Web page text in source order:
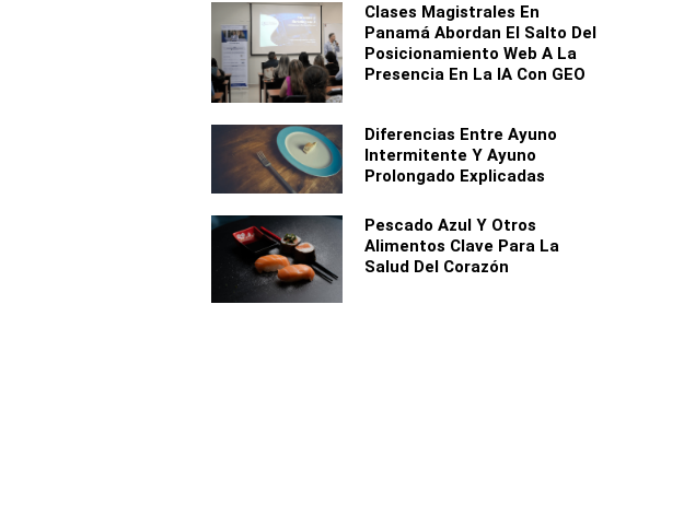
Clases Magistrales En
Panamá Abordan El Salto Del
Posicionamiento Web A La
Presencia En La IA Con GEO
Diferencias Entre Ayuno
Intermitente Y Ayuno
Prolongado Explicadas
Pescado Azul Y Otros
Alimentos Clave Para La
Salud Del Corazón